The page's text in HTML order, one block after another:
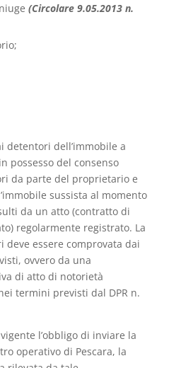
(Circolare 9.05.2013 n.
detentori dell’immobile a
possesso del consenso
da parte del proprietario e
sussista al momento
da un atto (contratto di
regolarmente registrato. La
essere comprovata dai
ovvero da una
di atto di notorietà
termini previsti dal DPR n.
l’obbligo di inviare la
operativo di Pescara, la